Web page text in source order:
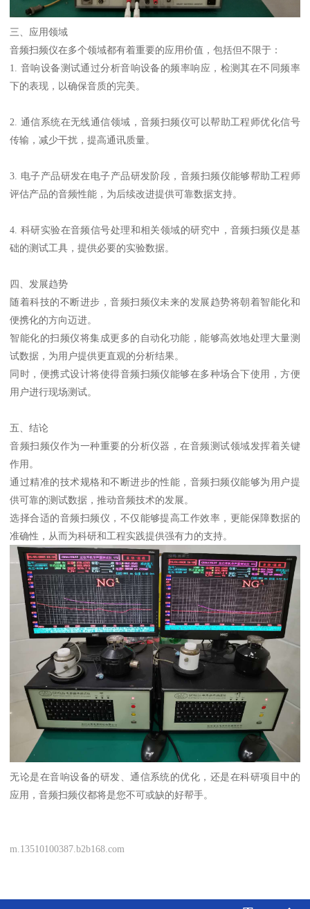
三、应用领域
音频扫频仪在多个领域都有着重要的应用价值，包括但不限于：
1. 音响设备测试通过分析音响设备的频率响应，检测其在不同频率
下的表现，以确保音质的完美。
2. 通信系统在无线通信领域，音频扫频仪可以帮助工程师优化信号
传输，减少干扰，提高通讯质量。
3. 电子产品研发在电子产品研发阶段，音频扫频仪能够帮助工程师
评估产品的音频性能，为后续改进提供可靠数据支持。
4. 科研实验在音频信号处理和相关领域的研究中，音频扫频仪是基
础的测试工具，提供必要的实验数据。
四、发展趋势
随着科技的不断进步，音频扫频仪未来的发展趋势将朝着智能化和
便携化的方向迈进。
智能化的扫频仪将集成更多的自动化功能，能够高效地处理大量测
试数据，为用户提供更直观的分析结果。
同时，便携式设计将使得音频扫频仪能够在多种场合下使用，方便
用户进行现场测试。
五、结论
音频扫频仪作为一种重要的分析仪器，在音频测试领域发挥着关键
作用。
通过精准的技术规格和不断进步的性能，音频扫频仪能够为用户提
供可靠的测试数据，推动音频技术的发展。
选择合适的音频扫频仪，不仅能够提高工作效率，更能保障数据的
准确性，从而为科研和工程实践提供强有力的支持。
无论是在音响设备的研发、通信系统的优化，还是在科研项目中的
应用，音频扫频仪都将是您不可或缺的好帮手。
m.13510100387.b2b168.com